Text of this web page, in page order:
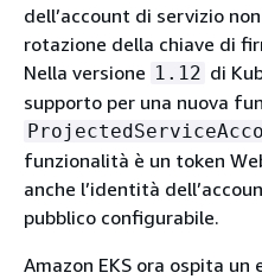
dell’account di servizio
rotazione della chiave di
Nella versione 1.12 di
supporto per una nuova
funzionalità è un token
anche l’identità
pubblico configurabile.
Amazon EKS ora ospita